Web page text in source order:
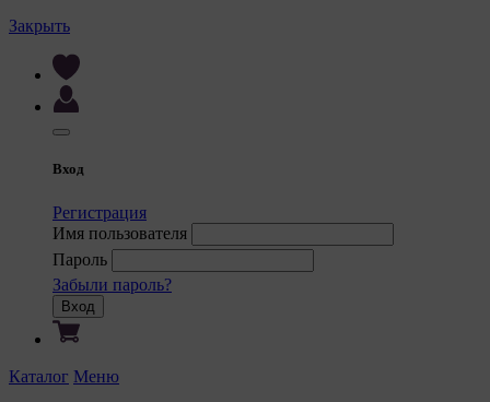
Закрыть
Вход
Регистрация
Имя пользователя
Пароль
Забыли пароль?
Вход
Каталог Меню